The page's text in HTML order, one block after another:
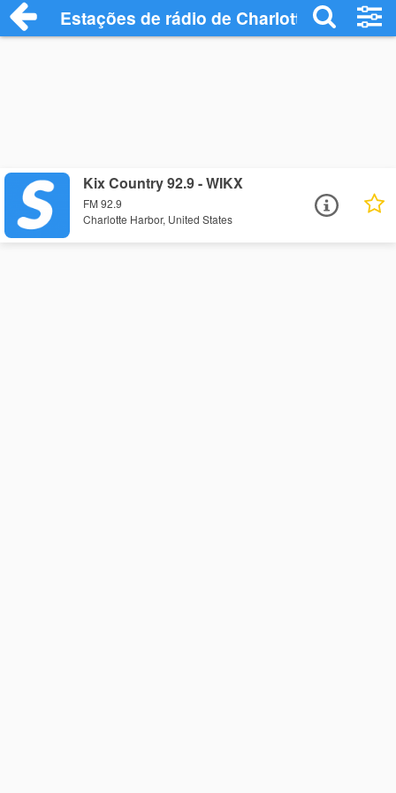
Estações de rádio de Charlotte Harbor -
Kix Country 92.9 - WIKX
FM 92.9
Charlotte Harbor, United States